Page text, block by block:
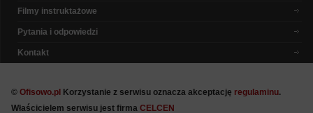
Filmy instruktażowe
Pytania i odpowiedzi
Kontakt
© Ofisowo.pl Korzystanie z serwisu oznacza akceptację regulaminu.
Właścicielem serwisu jest firma CELCEN